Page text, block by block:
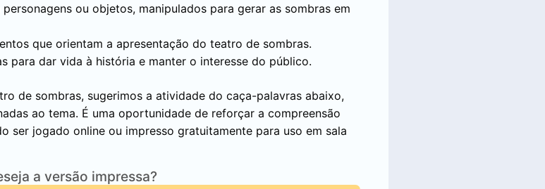
ou objetos, manipulados para gerar as sombras em
que orientam a apresentação do teatro de sombras.
para dar vida à história e manter o interesse do público.
de sombras, sugerimos a atividade do caça-palavras abaixo,
ao tema. É uma oportunidade de reforçar a compreensão
ser jogado online ou impresso gratuitamente para uso em sala
a versão impressa?